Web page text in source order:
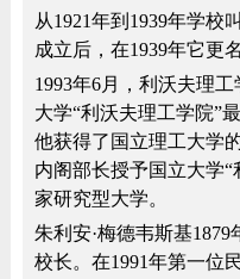
从1921年到1939年学校
成立后，在1939年它更
1993年6月，利沃夫理
大学“利沃夫理工学院”
他获得了国立理工大学
内阁部长授予国立大学
家研究型大学。
朱利安·梅德韦斯基
校长。在1991年第一位